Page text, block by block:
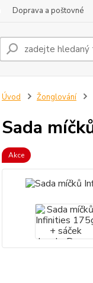
Doprava a poštovné
Úvod Žonglování
Sada
Akce